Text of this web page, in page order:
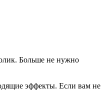
Больше не нужно
эффекты. Если вам не